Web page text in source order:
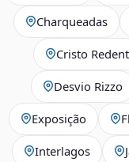
Charqueadas
Cristo
Desvio Rizzo
Exposição
Interlagos